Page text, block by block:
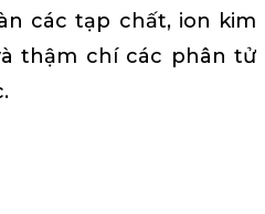
các tạp chất, ion kim
thậm chí các phân tử